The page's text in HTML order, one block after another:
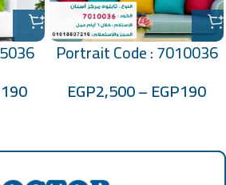
Portrait Code : 7010036
EGP190
–
EGP2,500
190